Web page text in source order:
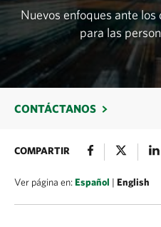
Nuevos enfoques ante
para las
CONTÁCTANOS
COMPARTIR
Ver página en:Español | English